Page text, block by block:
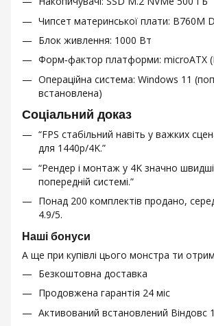
Чипсет материнської плати: B760M
Блок живлення: 1000 Вт
Форм‑фактор платформи: microATX
Операційна система: Windows 11
встановлена)
Соціальний доказ
“FPS стабільний навіть у важких
для 1440p/4K.”
“Рендер і монтаж у 4K значно
попередній системі.”
Понад 200 комплектів продано,
4.9/5.
Наші бонуси
А ще при купівлі цього монстра ти
Безкоштовна доставка
Продовжена гарантія 24 міс
Активований встановлений Віндовс